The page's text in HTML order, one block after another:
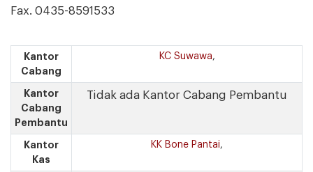
Fax. 0435-8591533
Kantor
Cabang
KC Suwawa,
Kantor
Cabang
Pembantu
Tidak ada Kantor Cabang Pembantu
Kantor
Kas
KK Bone Pantai,